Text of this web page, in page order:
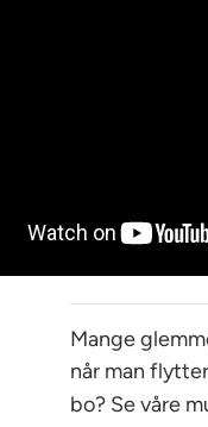
Mange
når man
bo? Se våre